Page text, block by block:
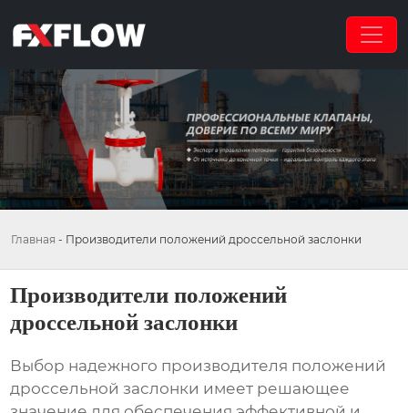
Главная - Производители положений дроссельной заслонки
Производители положений
дроссельной заслонки
Выбор надежного производителя положений
дроссельной заслонки имеет решающее